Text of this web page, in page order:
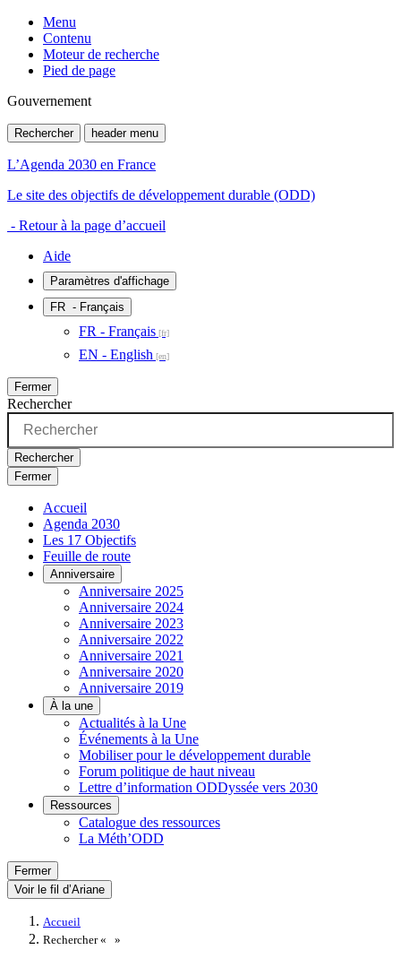
Menu
Contenu
Moteur de recherche
Pied de page
Gouvernement
Rechercher header menu
L’Agenda 2030 en France
Le site des objectifs de développement durable (ODD)
- Retour à la page d’accueil
Aide
Paramètres d'affichage
FR - Français
FR - Français
EN - English
Fermer
Rechercher
Rechercher
Fermer
Accueil
Agenda 2030
Les 17 Objectifs
Feuille de route
Anniversaire
Anniversaire 2025
Anniversaire 2024
Anniversaire 2023
Anniversaire 2022
Anniversaire 2021
Anniversaire 2020
Anniversaire 2019
À la une
Actualités à la Une
Événements à la Une
Mobiliser pour le développement durable
Forum politique de haut niveau
Lettre d’information ODDyssée vers 2030
Ressources
Catalogue des ressources
La Méth’ODD
Fermer
Voir le fil d’Ariane
Accueil
Rechercher «
»